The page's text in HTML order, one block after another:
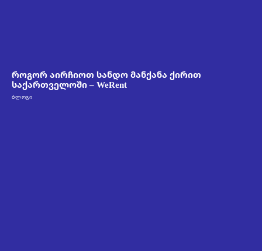
როგორ აირჩიოთ სანდო მანქანა ქირით
საქართველოში – WeRent
ᲑᲚᲝᲒᲘ